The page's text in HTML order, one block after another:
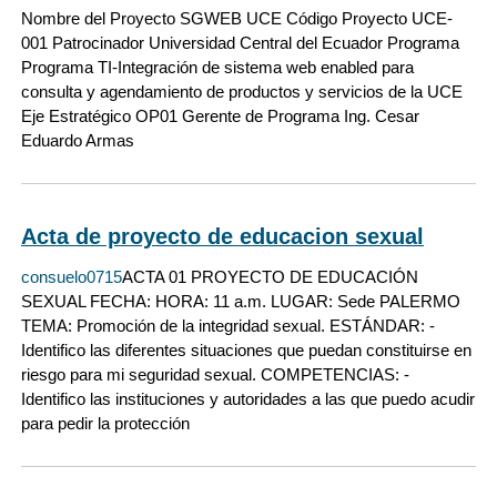
Nombre del Proyecto SGWEB UCE Código Proyecto UCE-
001 Patrocinador Universidad Central del Ecuador Programa
Programa TI-Integración de sistema web enabled para
consulta y agendamiento de productos y servicios de la UCE
Eje Estratégico OP01 Gerente de Programa Ing. Cesar
Eduardo Armas
Acta de proyecto de educacion sexual
consuelo0715ACTA 01 PROYECTO DE EDUCACIÓN
SEXUAL FECHA: HORA: 11 a.m. LUGAR: Sede PALERMO
TEMA: Promoción de la integridad sexual. ESTÁNDAR: -
Identifico las diferentes situaciones que puedan constituirse en
riesgo para mi seguridad sexual. COMPETENCIAS: -
Identifico las instituciones y autoridades a las que puedo acudir
para pedir la protección